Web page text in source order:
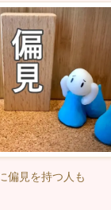
偏見を持つ人も